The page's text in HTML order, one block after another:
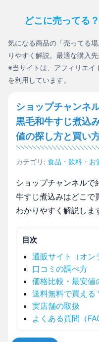
どこに売ってる
気になる商品の「売ってる
りやすく解説。最適な購入
※当サイトは、アフィリエイ
を利用しています。
ショップチャンネ
黒毛和牛すじ煮込
値の探し方と買い
カテゴリ: 食品・飲料・お
ショップチャンネル
牛すじ煮込みはどこで
わかりやすく解説しま
目次
通販サイト（オン
口コミの調べ方
価格比較・最安値
送料無料で買える
実店舗の取扱
よくある質問（